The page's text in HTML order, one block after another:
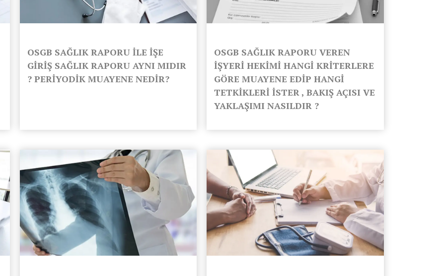
OSGB SAĞLIK RAPORU İLE İŞE
GİRİŞ SAĞLIK RAPORU AYNI MIDIR
? PERİYODİK MUAYENE NEDİR?
OSGB SAĞLIK RAPORU VEREN
İŞYERİ HEKİMİ HANGİ KRİTERLERE
GÖRE MUAYENE EDİP HANGİ
TETKİKLERİ İSTER , BAKIŞ AÇISI VE
YAKLAŞIMI NASILDIR ?